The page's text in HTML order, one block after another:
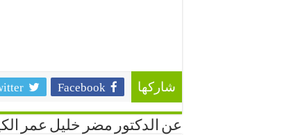
شاركها Facebook
عن الدكتور مضر خليل عمر